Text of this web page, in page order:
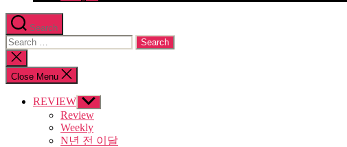
Search
Search
for:
Close
search
Close Menu
REVIEW Show
sub
menu
Review
Weekly
N년 전 이달